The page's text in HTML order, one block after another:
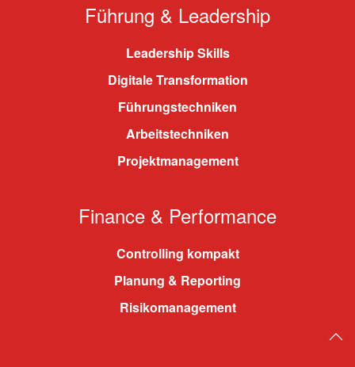
Führung & Leadership
Leadership Skills
Digitale Transformation
Führungstechniken
Arbeitstechniken
Projektmanagement
Finance & Performance
Controlling kompakt
Planung & Reporting
Risikomanagement